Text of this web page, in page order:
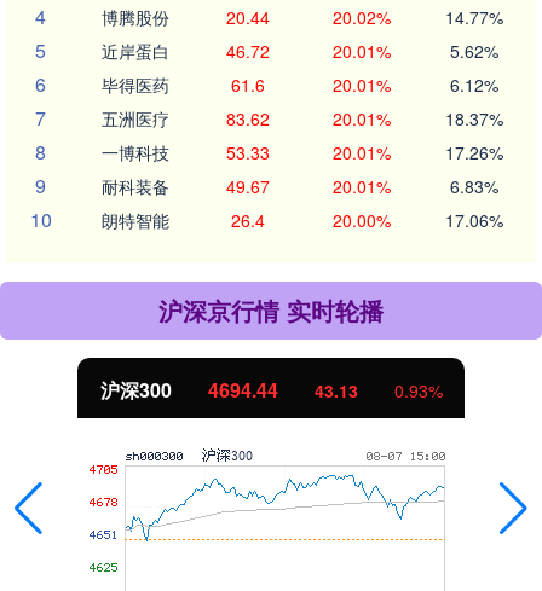
4 博腾股份 20.44 20.02% 14.77%
5 近岸蛋白 46.72 20.01% 5.62%
6 毕得医药 61.6 20.01% 6.12%
7 五洲医疗 83.62 20.01% 18.37%
8 一博科技 53.33 20.01% 17.26%
9 耐科装备 49.67 20.01% 6.83%
10 朗特智能 26.4 20.00% 17.06%
沪深京行情 实时轮播
沪深300 4694.44 43.13 0.93%